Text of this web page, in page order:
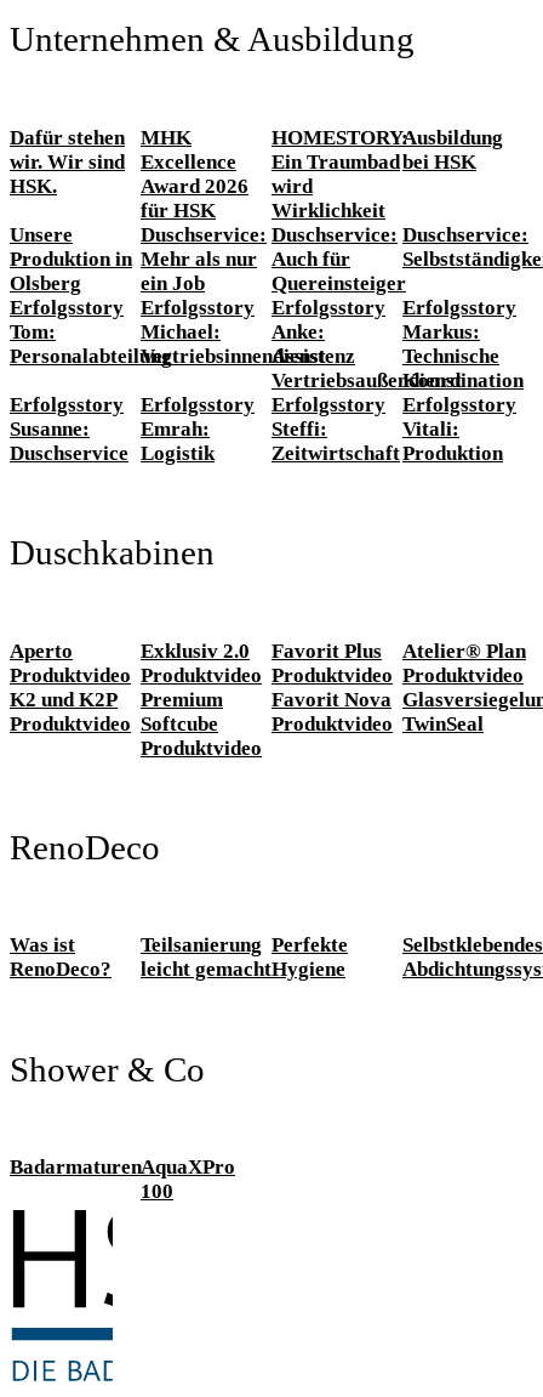
Unternehmen & Ausbildung
Dafür stehen
wir. Wir sind
HSK.
MHK
Excellence
Award 2026
für HSK
HOMESTORY:
Ein Traumbad
wird
Wirklichkeit
Ausbildung
bei HSK
Unsere
Produktion in
Olsberg
Duschservice:
Mehr als nur
ein Job
Duschservice:
Auch für
Quereinsteiger
Duschservice:
Erfolgsstory
Tom:
Personalabteilung
Erfolgsstory
Michael:
Vertriebsinnendienst
Erfolgsstory
Anke:
Assistenz
Vertriebsaußendienst
Erfolgsstory
Markus:
Technische
Koordination
Erfolgsstory
Susanne:
Duschservice
Erfolgsstory
Emrah:
Logistik
Erfolgsstory
Steffi:
Zeitwirtschaft
Erfolgsstory
Vitali:
Produktion
Duschkabinen
Aperto
Produktvideo
Exklusiv 2.0
Produktvideo
Favorit Plus
Produktvideo
Atelier® Plan
Produktvideo
K2 und K2P
Produktvideo
Premium
Softcube
Produktvideo
Favorit Nova
Produktvideo TwinSeal
RenoDeco
Was ist
RenoDeco?
Teilsanierung
leicht gemacht
Perfekte
Hygiene
Selbstklebendes
Shower & Co
BadarmaturenAquaXPro
100